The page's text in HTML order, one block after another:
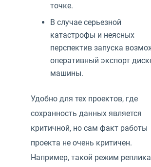
точке.
В случае серьезной
катастрофы и неясных
перспектив запуска
оперативный экспорт
машины.
Удобно для тех проектов, где
сохранность данных является
критичной, но сам факт работы
проекта не очень критичен.
Например, такой режим